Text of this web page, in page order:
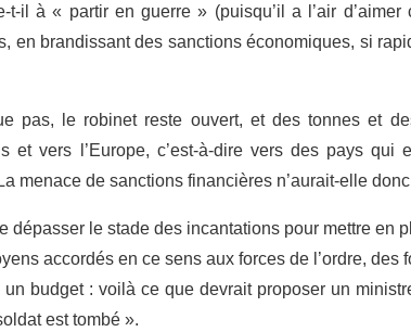
il à « partir en guerre » (puisqu’il a l’air
en brandissant des sanctions économiques, si
pas, le robinet reste ouvert, et des tonnes et
et vers l’Europe, c’est-à-dire vers des pays qui
menace de sanctions financières n’aurait-elle
dépasser le stade des incantations pour mettre en
accordés en ce sens aux forces de l’ordre, des
budget : voilà ce que devrait proposer un
est tombé ».